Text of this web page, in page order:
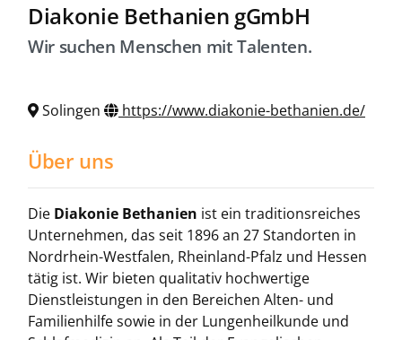
Diakonie Bethanien gGmbH
Wir suchen Menschen mit Talenten.
Solingen https://www.diakonie-bethanien.de/
Über uns
Die Diakonie Bethanien ist ein traditionsreiches
Unternehmen, das seit 1896 an 27 Standorten in
Nordrhein-Westfalen, Rheinland-Pfalz und Hessen
tätig ist. Wir bieten qualitativ hochwertige
Dienstleistungen in den Bereichen Alten- und
Familienhilfe sowie in der Lungenheilkunde und